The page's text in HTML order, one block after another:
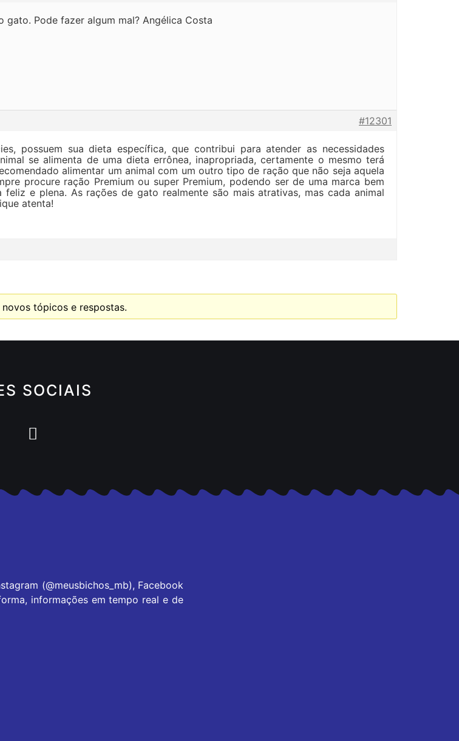
Pode fazer algum mal? Angélica Costa
#12301
possuem sua dieta específica, que contribui para atender as necessidades
se alimenta de uma dieta errônea, inapropriada, certamente o mesmo terá
alimentar um animal com um outro tipo de ração que não seja aquela
procure ração Premium ou super Premium, podendo ser de uma marca bem
e plena. As rações de gato realmente são mais atrativas, mas cada animal
atenta!
novos tópicos e respostas.
SOCIAIS
(@meusbichos_mb), Facebook
informações em tempo real e de